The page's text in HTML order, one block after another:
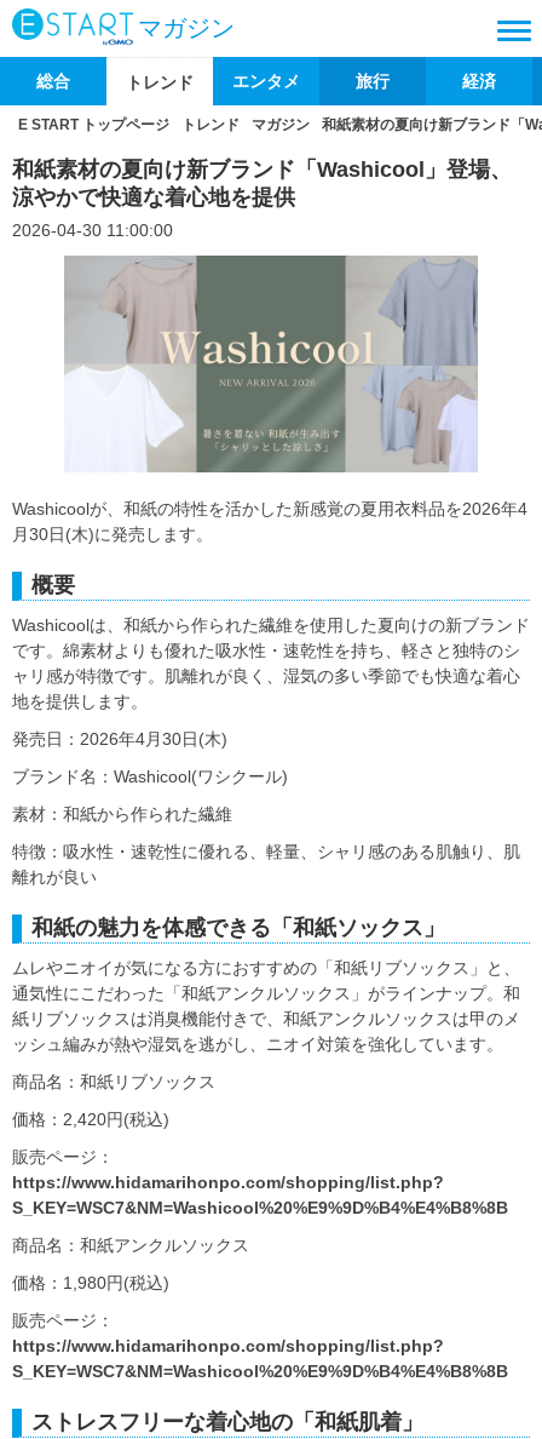
マガジン
総合 トレンド エンタメ 旅行 経済
E START トップページ トレンド マガジン 和紙素材の夏向け新ブランド「
和紙素材の夏向け新ブランド「Washicool」登場、
涼やかで快適な着心地を提供
2026-04-30 11:00:00
Washicoolが、和紙の特性を活かした新感覚の夏用衣料品を2026年4
月30日(木)に発売します。
概要
Washicoolは、和紙から作られた繊維を使用した夏向けの新ブランド
です。綿素材よりも優れた吸水性・速乾性を持ち、軽さと独特のシ
ャリ感が特徴です。肌離れが良く、湿気の多い季節でも快適な着心
地を提供します。
発売日：2026年4月30日(木)
ブランド名：Washicool(ワシクール)
素材：和紙から作られた繊維
特徴：吸水性・速乾性に優れる、軽量、シャリ感のある肌触り、肌
離れが良い
和紙の魅力を体感できる「和紙ソックス」
ムレやニオイが気になる方におすすめの「和紙リブソックス」と、
通気性にこだわった「和紙アンクルソックス」がラインナップ。和
紙リブソックスは消臭機能付きで、和紙アンクルソックスは甲のメ
ッシュ編みが熱や湿気を逃がし、ニオイ対策を強化しています。
商品名：和紙リブソックス
価格：2,420円(税込)
販売ページ：
https://www.hidamarihonpo.com/shopping/list.php?
S_KEY=WSC7&NM=Washicool%20%E9%9D%B4%E4%B8%8B
商品名：和紙アンクルソックス
価格：1,980円(税込)
販売ページ：
https://www.hidamarihonpo.com/shopping/list.php?
S_KEY=WSC7&NM=Washicool%20%E9%9D%B4%E4%B8%8B
ストレスフリーな着心地の「和紙肌着」